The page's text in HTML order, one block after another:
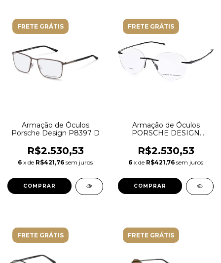
FRETE GRÁTIS
Armação de Óculos
Porsche Design P8397 D
R$2.530,53
6 x de R$421,76 sem juros
FRETE GRÁTIS
Armação de Óculos
PORSCHE DESIGN
R$2.530,53
6 x de R$421,76 sem juros
FRETE GRÁTIS FRETE GRÁTIS